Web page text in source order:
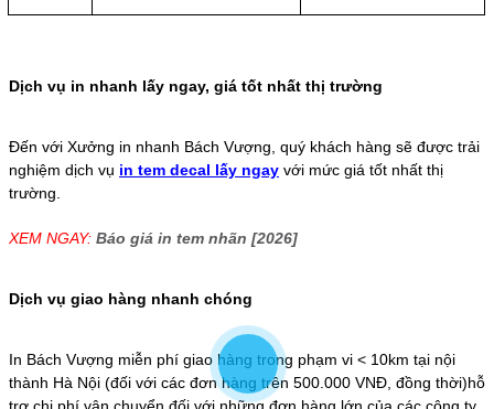
Dịch vụ in nhanh lấy ngay, giá tốt nhất thị trường
Đến với Xưởng in nhanh Bách Vượng, quý khách hàng sẽ được trải
nghiệm dịch vụ in tem decal lấy ngay với mức giá tốt nhất thị
trường.
XEM NGAY: Báo giá in tem nhãn [2026]
Dịch vụ giao hàng nhanh chóng
In Bách Vượng miễn phí giao hàng trong phạm vi < 10km tại nội
thành Hà Nội (đối với các đơn hàng trên 500.000 VNĐ, đồng thời)hỗ